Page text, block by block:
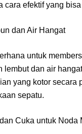
cara efektif yang
dan Air Hangat
untuk
lembut dan air
yang kotor secara
sepatu.
Cuka untuk Noda